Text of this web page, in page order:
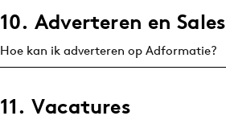
10. Adverteren en Sales
Hoe kan ik adverteren op Adformatie?
11. Vacatures